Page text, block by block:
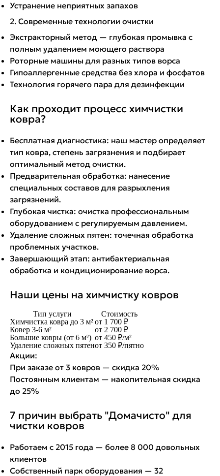
Устранение неприятных запахов
2. Современные технологии очистки
Экстракторный метод — глубокая промывка с
полным удалением моющего раствора
Роторные машины для разных типов ворса
Гипоаллергенные средства без хлора и фосфатов
Технология горячего пара для дезинфекции
Как проходит процесс химчистки
ковра?
Бесплатная диагностика: наш мастер определяет
тип ковра, степень загрязнения и подбирает
оптимальный метод очистки.
Предварительная обработка: нанесение
специальных составов для разрыхления
загрязнений.
Глубокая чистка: очистка профессиональным
оборудованием с регулируемым давлением.
Удаление сложных пятен: точечная обработка
проблемных участков.
Завершающий этап: антибактериальная
обработка и кондиционирование ворса.
Наши цены на химчистку ковров
Тип услуги
Стоимость
Химчистка ковра до 3 м²от 1 700 ₽
Ковер 3-6 м²
от 2 700 ₽
Большие ковры (от 6 м²) от 450 ₽/м²
Удаление сложных пятенот 350 ₽/пятно
Акции:
При заказе от 3 ковров — скидка 20%
Постоянным клиентам — накопительная скидка
до 25%
7 причин выбрать "Домачисто" для
чистки ковров
Работаем с 2015 года — более 8 000 довольных
клиентов
Собственный парк оборудования — 32